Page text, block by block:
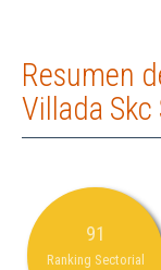
Resumen
Villada Skc
91
Ranking Sectorial